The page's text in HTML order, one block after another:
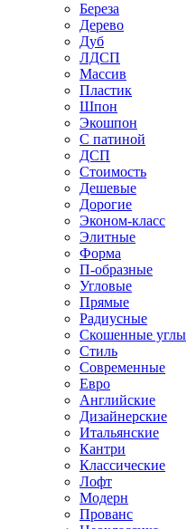
Береза
Дерево
Дуб
ЛДСП
Массив
Пластик
Шпон
Экошпон
С патиной
ДСП
Стоимость
Дешевые
Дорогие
Эконом-класс
Элитные
Форма
П-образные
Угловые
Прямые
Радиусные
Скошенные углы
Стиль
Современные
Евро
Английские
Дизайнерские
Итальянские
Кантри
Классические
Лофт
Модерн
Прованс